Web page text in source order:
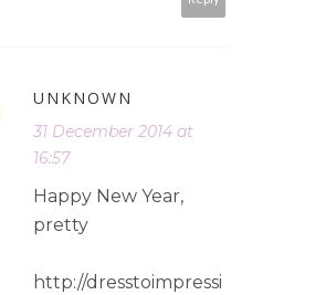
UNKNOWN
31 December 2014 at
16:57
Happy New Year,
pretty
http://dresstoimpressi